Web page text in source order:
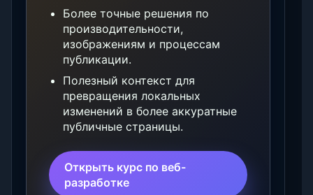
Более точные решения по
производительности,
изображениям и процессам
публикации.
Полезный контекст для
превращения локальных
изменений в более аккуратные
публичные страницы.
Открыть курс по веб-
разработке